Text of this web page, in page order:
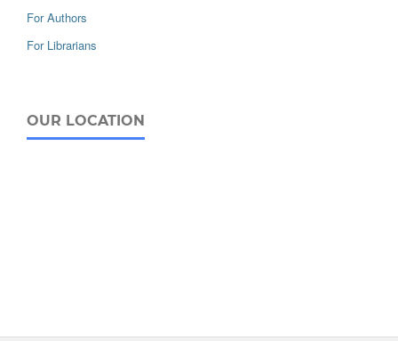
For Authors
For Librarians
OUR LOCATION